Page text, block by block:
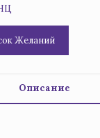
Желаний
Описание